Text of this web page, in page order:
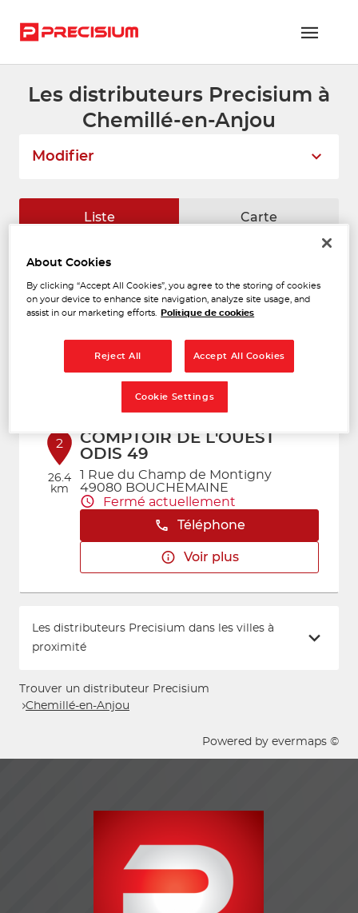
RÉSEAU PRECISIUM
ESPACE ADHÉRENT
Les distributeurs Precisium à
Chemillé-en-Anjou
Modifier
Liste Carte
18.57
RCA CHOLET
2 Rue de Langeais
49300 CHOLET
Fermé actuellement
Téléphone
Voir plus
2
26.4
km
COMPTOIR DE L'OUEST
ODIS 49
1 Rue du Champ de Montigny
49080 BOUCHEMAINE
Fermé actuellement
Téléphone
Voir plus
Les distributeurs Precisium dans les villes à
proximité
Trouver un distributeur Precisium
Chemillé-en-Anjou
Powered by evermaps ©
About Cookies
By clicking “Accept All Cookies”, you agree to the storing of cookies
on your device to enhance site navigation, analyze site usage, and
assist in our marketing efforts.
Politique de cookies
Reject All Accept All Cookies
Cookie Settings